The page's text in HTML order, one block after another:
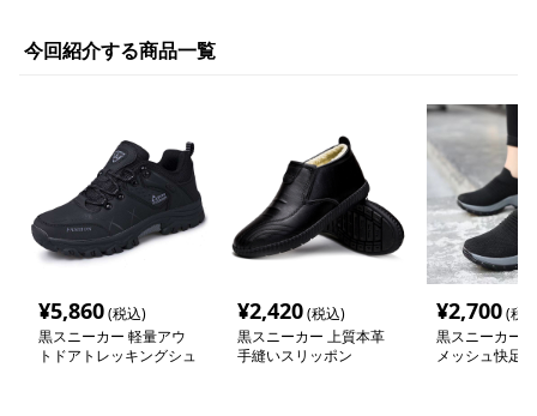
今回紹介する商品一覧
¥5,860(税込)
黒スニーカー 軽量アウ
トドアトレッキングシュ
¥2,420(税込)
黒スニーカー 上質本革
手縫いスリッポン
¥2,700(税
黒スニーカー
メッシュ快足